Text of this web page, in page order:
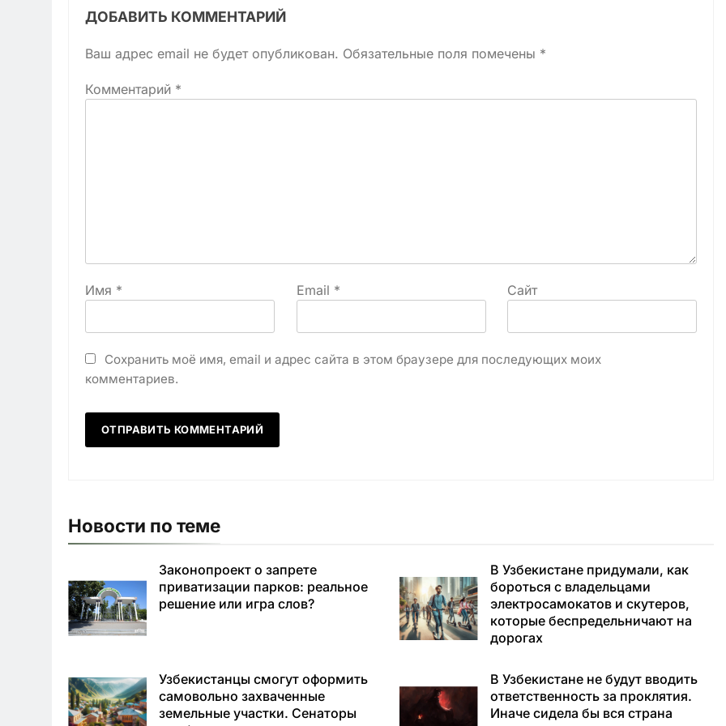
ДОБАВИТЬ КОММЕНТАРИЙ
Ваш адрес email не будет опубликован. Обязательные поля помечены *
Комментарий *
Имя * Email * Сайт
Сохранить моё имя, email и адрес сайта в этом браузере для последующих моих
комментариев.
Новости по теме
Законопроект о запрете
приватизации парков: реальное
решение или игра слов?
В Узбекистане придумали, как
бороться с владельцами
электросамокатов и скутеров,
которые беспредельничают на
дорогах
Узбекистанцы смогут оформить
самовольно захваченные
земельные участки. Сенаторы
В Узбекистане не будут вводить
ответственность за проклятия.
Иначе сидела бы вся страна